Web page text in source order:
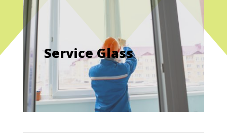
Service Glass